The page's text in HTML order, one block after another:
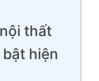
thất
hiện